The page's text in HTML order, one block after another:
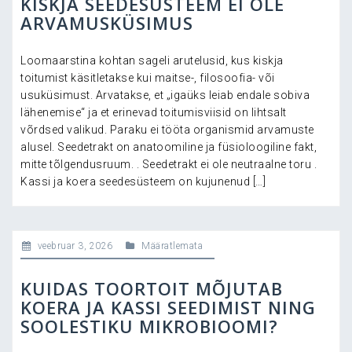
ARVAMUSKÜSIMUS
Loomaarstina kohtan sageli arutelusid, kus kiskja
toitumist käsitletakse kui maitse-, filosoofia- või
usuküsimust. Arvatakse, et „igaüks leiab endale sobiva
lähenemise“ ja et erinevad toitumisviisid on lihtsalt
võrdsed valikud. Paraku ei tööta organismid arvamuste
alusel. Seedetrakt on anatoomiline ja füsioloogiline fakt,
mitte tõlgendusruum. . Seedetrakt ei ole neutraalne toru .
Kassi ja koera seedesüsteem on kujunenud […]
veebruar 3, 2026 Määratlemata
KUIDAS TOORTOIT MÕJUTAB
KOERA JA KASSI SEEDIMIST NING
SOOLESTIKU MIKROBIOOMI?